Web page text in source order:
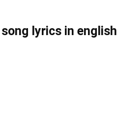
lyrics in english